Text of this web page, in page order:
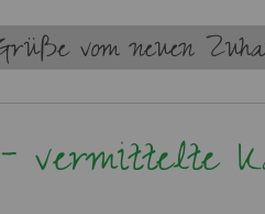
vom neuen
vermittelte